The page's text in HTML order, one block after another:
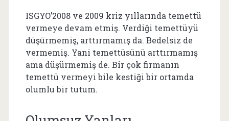
ISGYO’2008 ve 2009 kriz yıllarında temettü
vermeye devam etmiş. Verdiği temettüyü
düşürmemiş, arttırmamış da. Bedelsiz de
vermemiş. Yani temettüsünü arttırmamış
ama düşürmemiş de. Bir çok firmanın
temettü vermeyi bile kestiği bir ortamda
olumlu bir tutum.